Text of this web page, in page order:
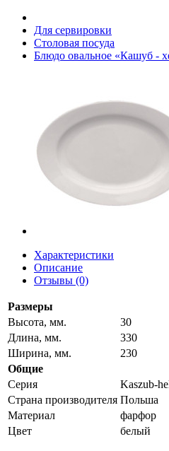
Для сервировки
Столовая посуда
Блюдо овальное «Кашуб -
Характеристики
Описание
Отзывы (0)
Размеры
Высота, мм.
30
Длина, мм.
330
Ширина, мм.
230
Общие
Серия
Kaszub-
Страна производителя Польша
Материал
фарфор
Цвет
белый